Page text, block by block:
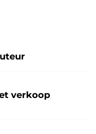
verkoop